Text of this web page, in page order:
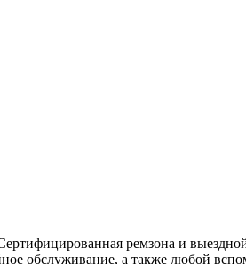
ремзона и
обслуживание, а также любой